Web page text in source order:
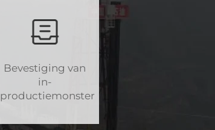
Bevestiging van
in-
productiemonster